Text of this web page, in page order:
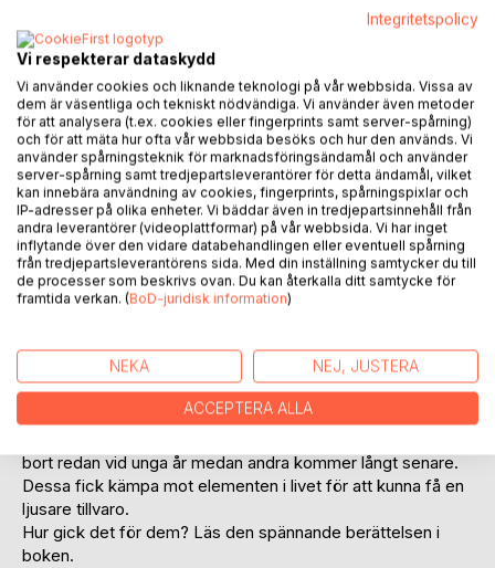
Lägg till i kom-ihåglista
Recensera titel
BESKRIVNING
En bok om dödens skugga i personers liv beskrivna i
En berättelse från verklighet med fiktiva namn.
Handlingen i boken är som en dödsskugga som ständig
bort redan vid unga år medan andra kommer långt senare.
Dessa fick kämpa mot elementen i livet för att kunna få en
ljusare tillvaro.
Hur gick det för dem? Läs den spännande berättelsen i
boken.
Integritetspolicy
Vi respekterar dataskydd
Vi använder cookies och liknande teknologi på vår webbsida. Vissa av
dem är väsentliga och tekniskt nödvändiga. Vi använder även metoder
för att analysera (t.ex. cookies eller fingerprints samt server-spårning)
och för att mäta hur ofta vår webbsida besöks och hur den används. Vi
använder spårningsteknik för marknadsföringsändamål och använder
server-spårning samt tredjepartsleverantörer för detta ändamål, vilket
kan innebära användning av cookies, fingerprints, spårningspixlar och
IP-adresser på olika enheter. Vi bäddar även in tredjepartsinnehåll från
andra leverantörer (videoplattformar) på vår webbsida. Vi har inget
inflytande över den vidare databehandlingen eller eventuell spårning
från tredjepartsleverantörens sida. Med din inställning samtycker du till
de processer som beskrivs ovan. Du kan återkalla ditt samtycke för
framtida verkan. (BoD-juridisk information)
NEKA NEJ, JUSTERA
ACCEPTERA ALLA